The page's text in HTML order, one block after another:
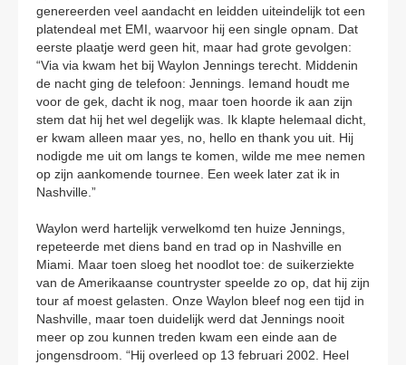
genereerden veel aandacht en leidden uiteindelijk tot een
platendeal met EMI, waarvoor hij een single opnam. Dat
eerste plaatje werd geen hit, maar had grote gevolgen:
“Via via kwam het bij Waylon Jennings terecht. Middenin
de nacht ging de telefoon: Jennings. Iemand houdt me
voor de gek, dacht ik nog, maar toen hoorde ik aan zijn
stem dat hij het wel degelijk was. Ik klapte helemaal dicht,
er kwam alleen maar yes, no, hello en thank you uit. Hij
nodigde me uit om langs te komen, wilde me mee nemen
op zijn aankomende tournee. Een week later zat ik in
Nashville.”
Waylon werd hartelijk verwelkomd ten huize Jennings,
repeteerde met diens band en trad op in Nashville en
Miami. Maar toen sloeg het noodlot toe: de suikerziekte
van de Amerikaanse countryster speelde zo op, dat hij zijn
tour af moest gelasten. Onze Waylon bleef nog een tijd in
Nashville, maar toen duidelijk werd dat Jennings nooit
meer op zou kunnen treden kwam een einde aan de
jongensdroom. “Hij overleed op 13 februari 2002. Heel